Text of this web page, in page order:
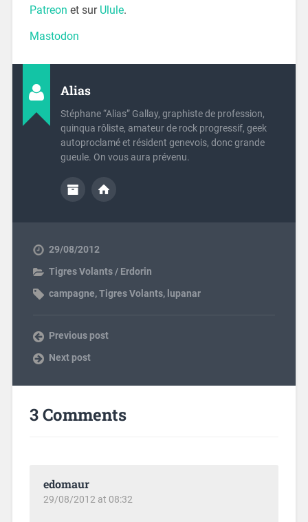
Patreon et sur Ulule.
Mastodon
Alias
Stéphane “Alias” Gallay, graphiste de profession,
quinqua rôliste, amateur de rock progressif, geek
autoproclamé et résident genevois, donc grande
gueule. On vous aura prévenu.
29/08/2012
Tigres Volants / Erdorin
campagne,Tigres Volants, lupanar
Previous post
Next post
3 Comments
edomaur
29/08/2012 at 08:32